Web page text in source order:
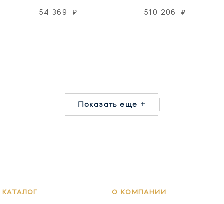
54 369 ₽ 510 206 ₽
Показать еще +
КАТАЛОГ О КОМПАНИИ